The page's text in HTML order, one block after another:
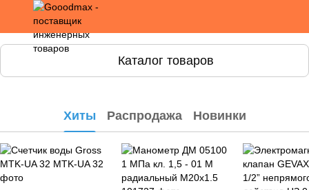
Каталог товаров
Хиты Распродажа Новинки